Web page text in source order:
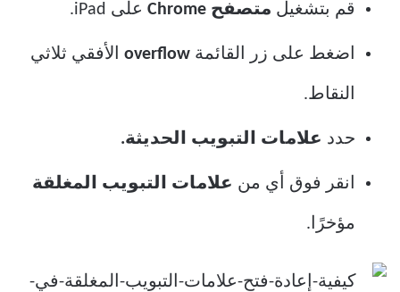
قم بتشغيل متصفح Chrome على iPad.
اضغط على زر القائمة overflow الأفقي ثلاثي
النقاط.
حدد علامات التبويب الحديثة.
انقر فوق أي من علامات التبويب المغلقة
مؤخرًا.